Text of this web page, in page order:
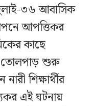
৩৬ আবাসিক
আপত্তিকর
কাছে
তোলপাড় শুরু
শিক্ষার্থীর
এই ঘটনায়